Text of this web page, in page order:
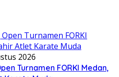
2026
Turnamen FORKI Medan,